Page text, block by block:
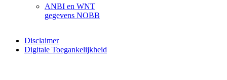
ANBI en WNT
gegevens NOBB
Disclaimer
Digitale Toegankelijkheid